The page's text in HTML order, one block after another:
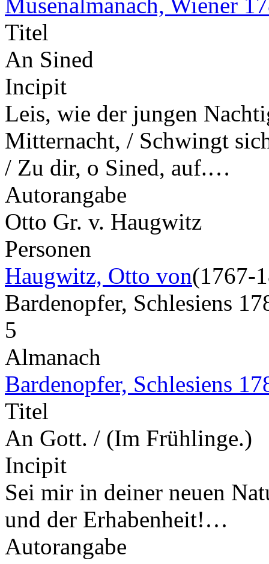
Titel
An Sined
Incipit
Leis, wie der jungen
Mitternacht, / Schwingt
/ Zu dir, o Sined, auf.…
Autorangabe
Otto Gr. v. Haugwitz
Personen
Haugwitz, Otto von(1767-
Bardenopfer, Schlesiens
5
Almanach
Bardenopfer, Schlesiens
Titel
An Gott. / (Im Frühlinge.)
Incipit
Sei mir in deiner neuen
und der Erhabenheit!…
Autorangabe